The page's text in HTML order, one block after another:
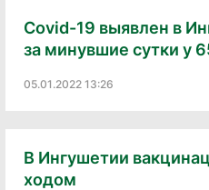
Covid-19 выявлен в
за минувшие сутки у
05.01.2022 13:26
В Ингушетии
ходом